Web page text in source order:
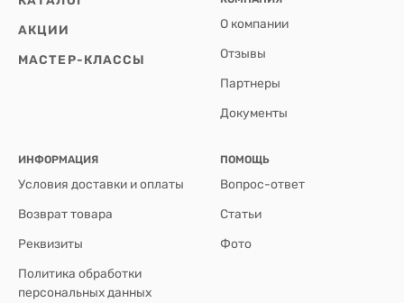
АКЦИИ
МАСТЕР-КЛАССЫ
О компании
Отзывы
Партнеры
Документы
ИНФОРМАЦИЯ
Условия доставки и оплаты
Возврат товара
Реквизиты
Политика обработки
персональных данных
ПОМОЩЬ
Вопрос-ответ
Статьи
Фото